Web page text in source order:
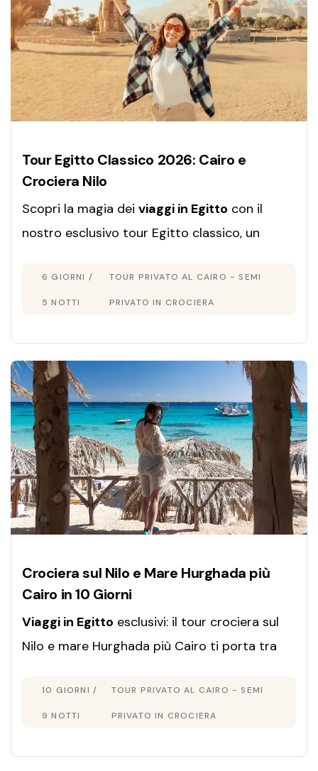
Tour Egitto Classico 2026: Cairo e
Crociera Nilo
Scopri la magia dei viaggi in Egitto con il
nostro esclusivo tour Egitto classico, un
e relax lungo il Nilo.
6 GIORNI /
5 NOTTI
TOUR PRIVATO AL CAIRO - SEMI
PRIVATO IN CROCIERA
Crociera sul Nilo e Mare Hurghada più
Cairo in 10 Giorni
Viaggi in Egitto esclusivi: il tour crociera sul
Nilo e mare Hurghada più Cairo ti porta tra
guida italiana e pacchetto tutto incluso.
Prenota oggi!
10 GIORNI /
9 NOTTI
TOUR PRIVATO AL CAIRO - SEMI
PRIVATO IN CROCIERA